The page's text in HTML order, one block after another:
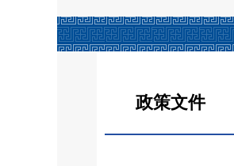
政策文件